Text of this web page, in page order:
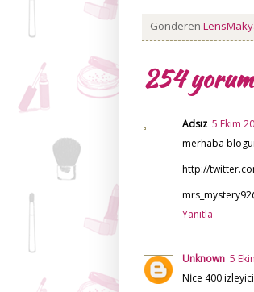
Gönderen
254
Adsız 5 Ekim
merhaba
http://
Yanıtla
Unknown 5
Nİce 400